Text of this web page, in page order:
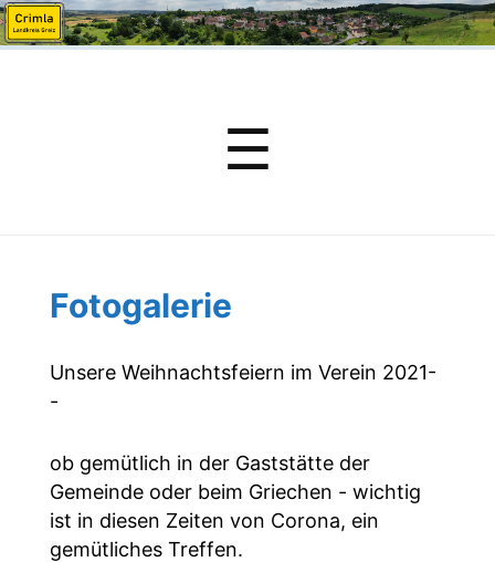
☰
Fotogalerie
Unsere Weihnachtsfeiern im Verein 2021-
-
ob gemütlich in der Gaststätte der
Gemeinde oder beim Griechen - wichtig
ist in diesen Zeiten von Corona, ein
gemütliches Treffen.